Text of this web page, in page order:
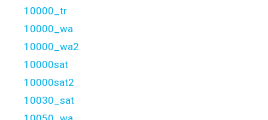
10000_tr
10000_wa
10000_wa2
10000sat
10000sat2
10030_sat